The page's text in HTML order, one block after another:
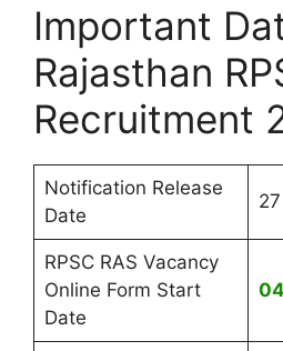
Important
Rajasthan
Recruitment
Notification Release
Date
RPSC RAS Vacancy
Online Form Start
Date